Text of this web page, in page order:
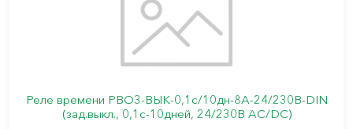
Реле времени РВО3-ВЫК-0,1с/10дн-8А-24/230В-DIN
(зад.выкл., 0,1с-10дней, 24/230В AC/DC)